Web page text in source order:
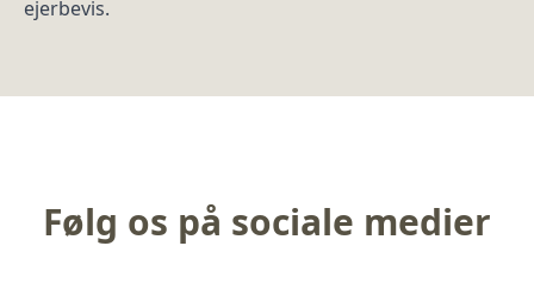
ejerbevis.
Følg os på sociale medier